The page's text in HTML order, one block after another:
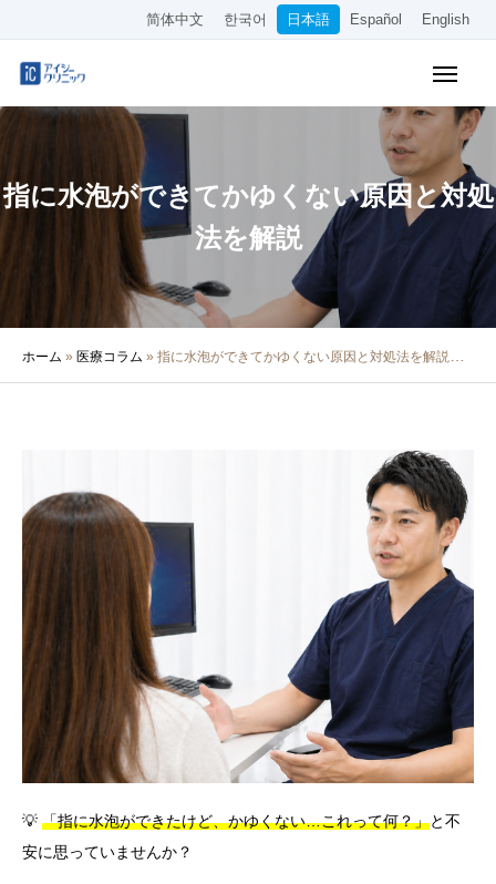
简体中文 한국어 日本語 Español English
指に水泡ができてかゆくない原因と対処
法を解説
ホーム » 医療コラム » 指に水泡ができてかゆくない原因と対処法を解説
💡 「指に水泡ができたけど、かゆくない…これって何？」と不
安に思っていませんか？
アクセス
クリニック紹介
院長・医師の紹介
言語
한국어 English